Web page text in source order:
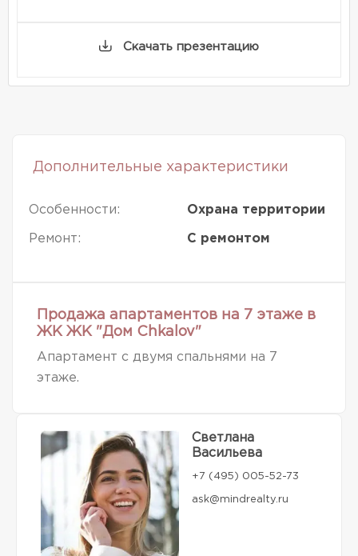
Скачать презентацию
Дополнительные характеристики
Особенности: Охрана территории
Ремонт: С ремонтом
Продажа апартаментов на 7 этаже в
ЖК ЖК "Дом Chkalov"
Апартамент с двумя спальнями на 7
этаже.
Светлана
Васильева
+7 (495) 005-52-73
ask@mindrealty.ru